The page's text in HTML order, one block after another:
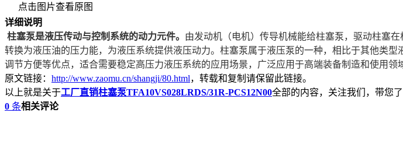
点击图片查看原图
详细说明
柱塞泵是液压传动与控制系统的动力元件。 由发动机（电机）传导机械能给柱塞泵，驱动柱塞
转换为液压油的压力能，为液压系统提供液压动力。柱塞泵属于液压泵的一种，相比于其他类
调节方便等优点，适合需要稳定高压力液压系统的应用场景，广泛应用于高端装备制造和使用领
原文链接： http://www.zaomu.cn/shangji/80.html，转载和复制请保留此链接。
以上就是关于工厂直销柱塞泵TFA10VS028LRDS/31R-PCS12N00全部的内容，关注我们，带您
0 条相关评论